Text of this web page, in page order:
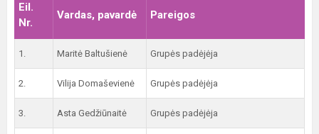
Eil.
Nr.
Vardas, pavardė Pareigos
1. Maritė Baltušienė Grupės padėjėja
2. Vilija Domaševienė Grupės padėjėja
3. Asta Gedžiūnaitė Grupės padėjėja